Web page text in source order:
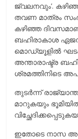
ജ്വലനവും’.
തവണ മാത്രം
കഴിഞ്ഞ
ബഹിരാകാശ
മൊഡ്യൂളില്‍
അന്താരാഷ്ട്ര
ശ്രമത്തിനിടെ
തുടര്‍‍ന്ന്
മാറുകയും
ഇതോടെ നാസ